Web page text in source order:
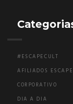
#ESCAPECULT
AFILIADOS
CORPORATIVO
DIA A DIA